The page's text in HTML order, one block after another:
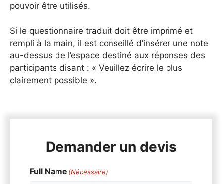
pouvoir être utilisés.
Si le questionnaire traduit doit être imprimé et
rempli à la main, il est conseillé d’insérer une note
au-dessus de l’espace destiné aux réponses des
participants disant : « Veuillez écrire le plus
clairement possible ».
Demander un devis
Full Name (Nécessaire)